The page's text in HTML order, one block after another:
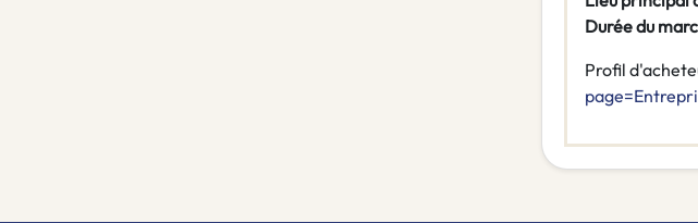
Durée du
Profil